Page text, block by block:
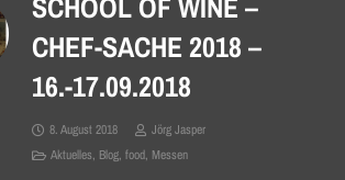
CHEF-SACHE 2018 –
16.-17.09.2018
8. August 2018
Jörg Jasper
Aktuelles, Blog,food, Messen